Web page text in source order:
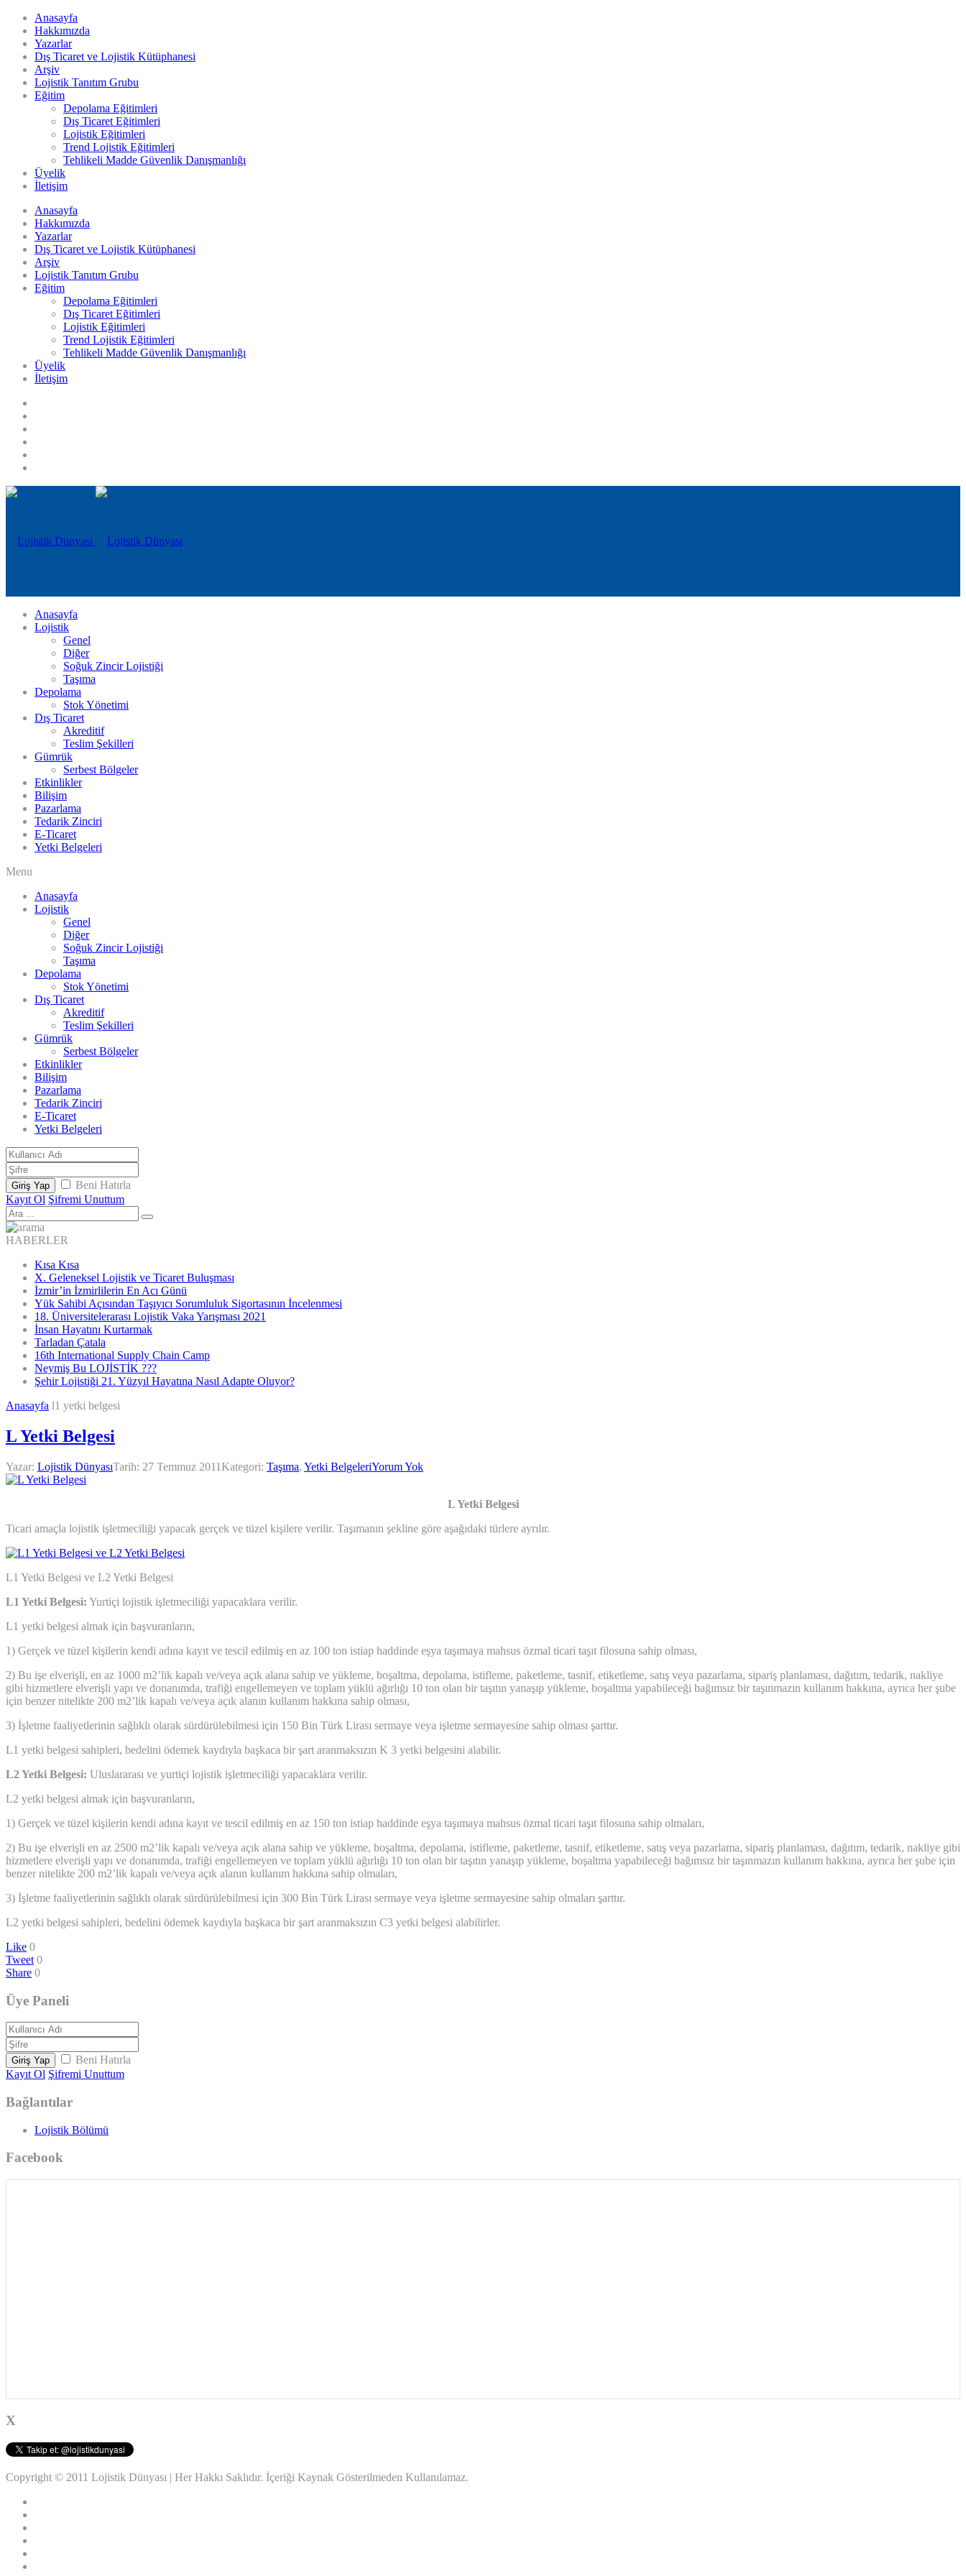
Anasayfa
Hakkımızda
Yazarlar
Dış Ticaret ve Lojistik Kütüphanesi
Arşiv
Lojistik Tanıtım Grubu
Eğitim
Depolama Eğitimleri
Dış Ticaret Eğitimleri
Lojistik Eğitimleri
Trend Lojistik Eğitimleri
Tehlikeli Madde Güvenlik Danışmanlığı
Üyelik
İletişim
Anasayfa
Hakkımızda
Yazarlar
Dış Ticaret ve Lojistik Kütüphanesi
Arşiv
Lojistik Tanıtım Grubu
Eğitim
Depolama Eğitimleri
Dış Ticaret Eğitimleri
Lojistik Eğitimleri
Trend Lojistik Eğitimleri
Tehlikeli Madde Güvenlik Danışmanlığı
Üyelik
İletişim
Anasayfa
Lojistik
Genel
Diğer
Soğuk Zincir Lojistiği
Taşıma
Depolama
Stok Yönetimi
Dış Ticaret
Akreditif
Teslim Şekilleri
Gümrük
Serbest Bölgeler
Etkinlikler
Bilişim
Pazarlama
Tedarik Zinciri
E-Ticaret
Yetki Belgeleri
Menu
Anasayfa
Lojistik
Genel
Diğer
Soğuk Zincir Lojistiği
Taşıma
Depolama
Stok Yönetimi
Dış Ticaret
Akreditif
Teslim Şekilleri
Gümrük
Serbest Bölgeler
Etkinlikler
Bilişim
Pazarlama
Tedarik Zinciri
E-Ticaret
Yetki Belgeleri
Giriş Yap
Beni Hatırla
Kayıt Ol Şifremi Unuttum
HABERLER
Kısa Kısa
X. Geleneksel Lojistik ve Ticaret Buluşması
İzmir’in İzmirlilerin En Acı Günü
Yük Sahibi Açısından Taşıyıcı Sorumluluk Sigortasının İncelenmesi
18. Üniversitelerarası Lojistik Vaka Yarışması 2021
İnsan Hayatını Kurtarmak
Tarladan Çatala
16th International Supply Chain Camp
Neymiş Bu LOJİSTİK ???
Şehir Lojistiği 21. Yüzyıl Hayatına Nasıl Adapte Oluyor?
Anasayfa l1 yetki belgesi
L Yetki Belgesi
Yazar: Lojistik DünyasıTarih: 27 Temmuz 2011Kategori: Taşıma, Yetki BelgeleriYorum Yok
L Yetki Belgesi
Ticari amaçla lojistik işletmeciliği yapacak gerçek ve tüzel kişilere verilir. Taşımanın şekline göre aşağıdaki türlere ayrılır.
L1 Yetki Belgesi ve L2 Yetki Belgesi
L1 Yetki Belgesi: Yurtiçi lojistik işletmeciliği yapacaklara verilir.
L1 yetki belgesi almak için başvuranların,
1) Gerçek ve tüzel kişilerin kendi adına kayıt ve tescil edilmiş en az 100 ton istiap haddinde eşya taşımaya mahsus özmal ticari taşıt filosuna sahip olması,
2) Bu işe elverişli, en az 1000 m2’lik kapalı ve/veya açık alana sahip ve yükleme, boşaltma, depolama, istifleme, paketleme, tasnif, etiketleme, satış veya pazarlama, sipariş planlaması, dağıtım, tedarik, nakliye
gibi hizmetlere elverişli yapı ve donanımda, trafiği engellemeyen ve toplam yüklü ağırlığı 10 ton olan bir taşıtın yanaşıp yükleme, boşaltma yapabileceği bağımsız bir taşınmazın kullanım hakkına, ayrıca her şube
için benzer nitelikte 200 m2’lik kapalı ve/veya açık alanın kullanım hakkına sahip olması,
3) İşletme faaliyetlerinin sağlıklı olarak sürdürülebilmesi için 150 Bin Türk Lirası sermaye veya işletme sermayesine sahip olması şarttır.
L1 yetki belgesi sahipleri, bedelini ödemek kaydıyla başkaca bir şart aranmaksızın K 3 yetki belgesini alabilir.
L2 Yetki Belgesi: Uluslararası ve yurtiçi lojistik işletmeciliği yapacaklara verilir.
L2 yetki belgesi almak için başvuranların,
1) Gerçek ve tüzel kişilerin kendi adına kayıt ve tescil edilmiş en az 150 ton istiap haddinde eşya taşımaya mahsus özmal ticari taşıt filosuna sahip olmaları,
2) Bu işe elverişli en az 2500 m2’lik kapalı ve/veya açık alana sahip ve yükleme, boşaltma, depolama, istifleme, paketleme, tasnif, etiketleme, satış veya pazarlama, sipariş planlaması, dağıtım, tedarik, nakliye gibi
hizmetlere elverişli yapı ve donanımda, trafiği engellemeyen ve toplam yüklü ağırlığı 10 ton olan bir taşıtın yanaşıp yükleme, boşaltma yapabileceği bağımsız bir taşınmazın kullanım hakkına, ayrıca her şube için
benzer nitelikte 200 m2’lik kapalı ve/veya açık alanın kullanım hakkına sahip olmaları,
3) İşletme faaliyetlerinin sağlıklı olarak sürdürülebilmesi için 300 Bin Türk Lirası sermaye veya işletme sermayesine sahip olmaları şarttır.
L2 yetki belgesi sahipleri, bedelini ödemek kaydıyla başkaca bir şart aranmaksızın C3 yetki belgesi alabilirler.
Like 0
Tweet 0
Share 0
Üye Paneli
Giriş Yap
Beni Hatırla
Kayıt Ol Şifremi Unuttum
Bağlantılar
Lojistik Bölümü
Facebook
X
Copyright © 2011 Lojistik Dünyası | Her Hakkı Saklıdır. İçeriği Kaynak Gösterilmeden Kullanılamaz.